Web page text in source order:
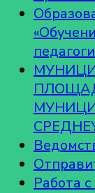
Работа